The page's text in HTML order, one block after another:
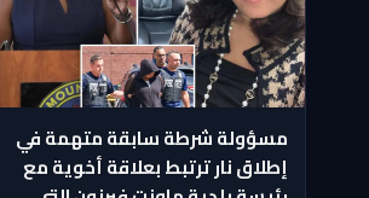
مسؤولة شرطة سابقة متهمة في
إطلاق نار ترتبط بعلاقة أخوية مع